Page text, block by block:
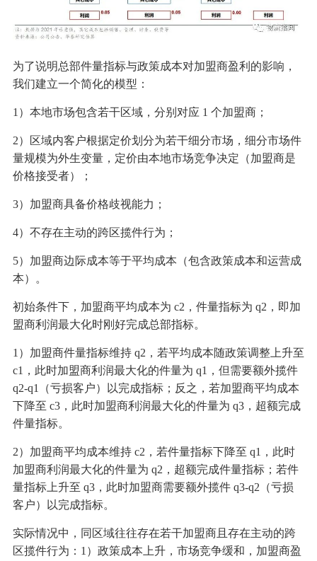
为了说明总部件量指标与政策成本对加盟商盈利的影响，
我们建立一个简化的模型：
1）本地市场包含若干区域，分别对应 1 个加盟商；
2）区域内客户根据定价划分为若干细分市场，细分市场件
量规模为外生变量，定价由本地市场竞争决定（加盟商是
价格接受者）；
3）加盟商具备价格歧视能力；
4）不存在主动的跨区揽件行为；
5）加盟商边际成本等于平均成本（包含政策成本和运营成
本）。
初始条件下，加盟商平均成本为 c2，件量指标为 q2，即加
盟商利润最大化时刚好完成总部指标。
1）加盟商件量指标维持 q2，若平均成本随政策调整上升至
c1，此时加盟商利润最大化的件量为 q1，但需要额外揽件
q2-q1（亏损客户）以完成指标；反之，若加盟商平均成本
下降至 c3，此时加盟商利润最大化的件量为 q3，超额完成
件量指标。
2）加盟商平均成本维持 c2，若件量指标下降至 q1，此时
加盟商利润最大化的件量为 q2，超额完成件量指标；若件
量指标上升至 q3，此时加盟商需要额外揽件 q3-q2（亏损
客户）以完成指标。
实际情况中，同区域往往存在若干加盟商且存在主动的跨
区揽件行为：1）政策成本上升，市场竞争缓和，加盟商盈